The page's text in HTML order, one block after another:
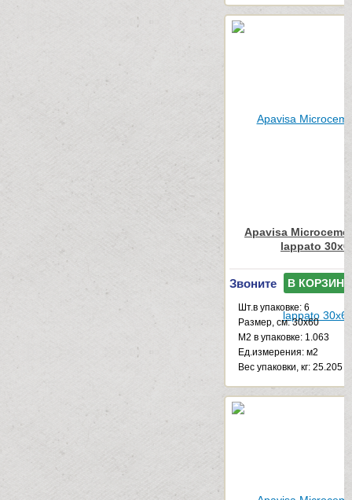
Apavisa
lappato
Звоните В КОРЗИНУ
Шт.в упаковке: 6
Размер, см: 30x60
М2 в упаковке: 1.063
Ед.измерения: м2
Веc упаковки, кг: 25.205